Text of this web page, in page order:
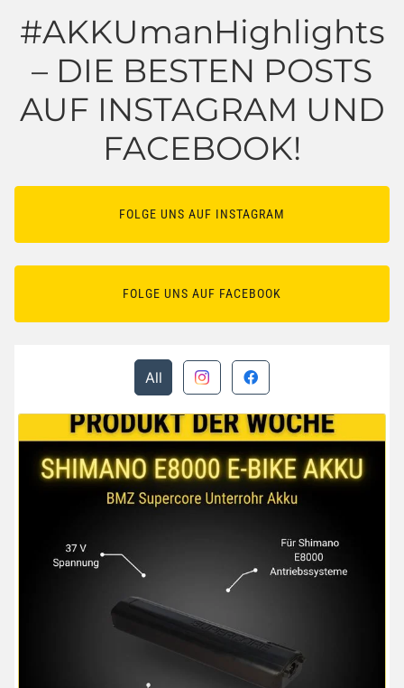
#AKKUmanHighlights
– DIE BESTEN POSTS
AUF INSTAGRAM UND
FACEBOOK!
FOLGE UNS AUF INSTAGRAM
FOLGE UNS AUF FACEBOOK